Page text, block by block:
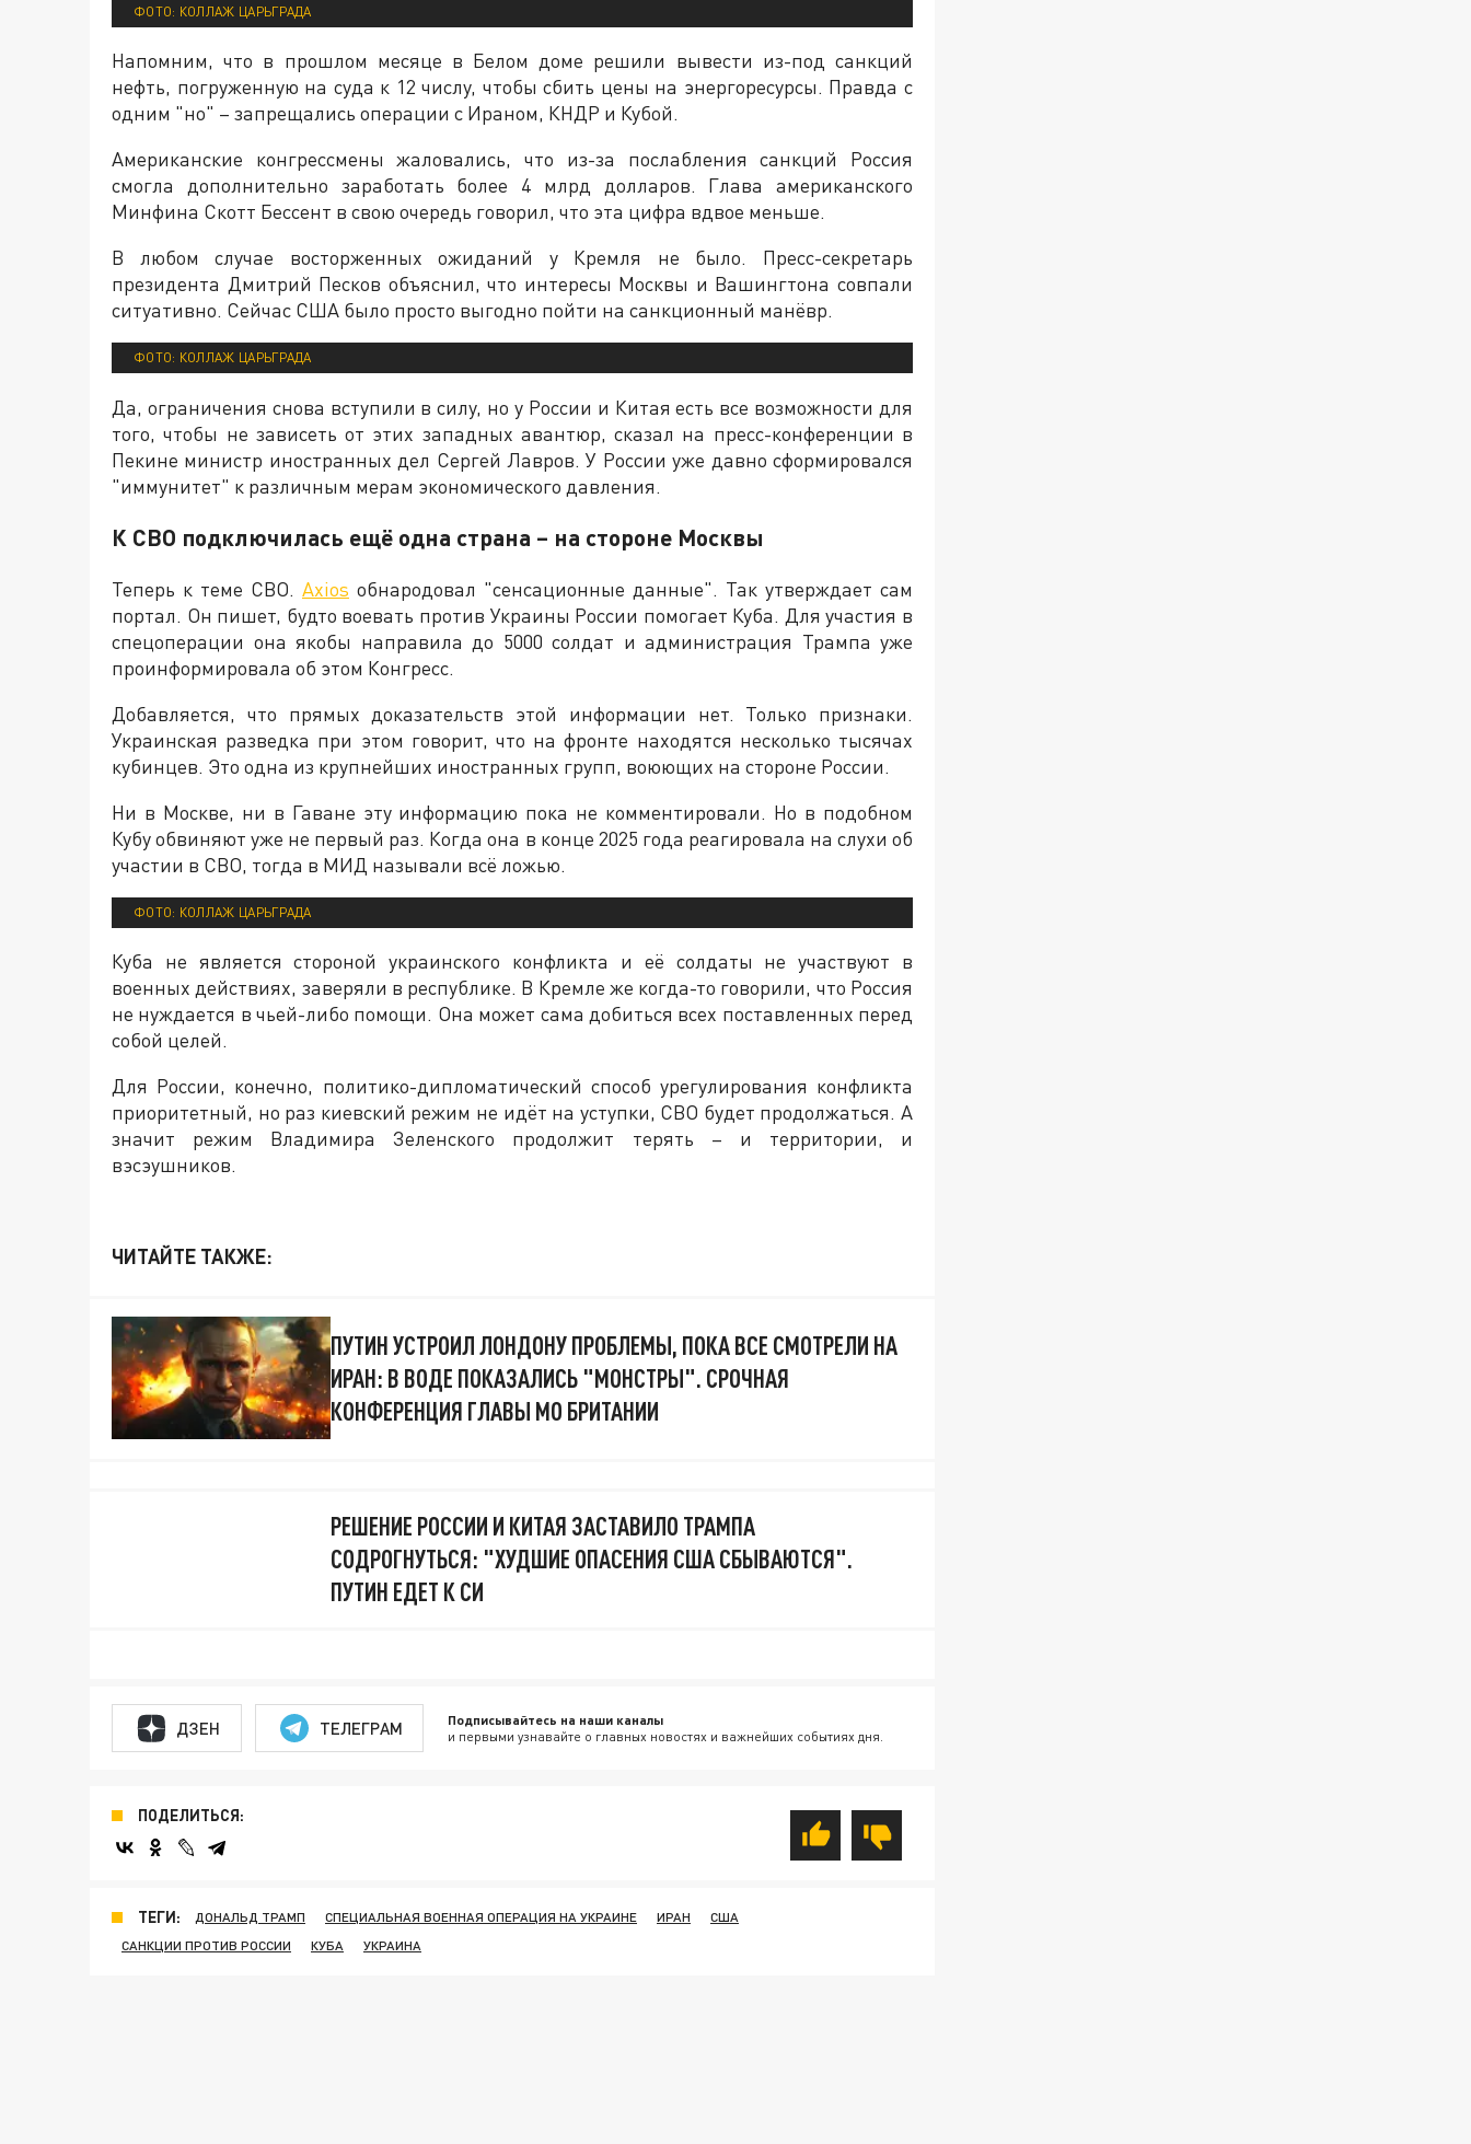
ФОТО: КОЛЛАЖ ЦАРЬГРАДА
Напомним, что в прошлом месяце в Белом доме решили вывести из-под санкций
нефть, погруженную на суда к 12 числу, чтобы сбить цены на энергоресурсы. Правда с
одним "но" – запрещались операции с Ираном, КНДР и Кубой.
Американские конгрессмены жаловались, что из-за послабления санкций Россия
смогла дополнительно заработать более 4 млрд долларов. Глава американского
Минфина Скотт Бессент в свою очередь говорил, что эта цифра вдвое меньше.
В любом случае восторженных ожиданий у Кремля не было. Пресс-секретарь
президента Дмитрий Песков объяснил, что интересы Москвы и Вашингтона совпали
ситуативно. Сейчас США было просто выгодно пойти на санкционный манёвр.
ФОТО: КОЛЛАЖ ЦАРЬГРАДА
Да, ограничения снова вступили в силу, но у России и Китая есть все возможности для
того, чтобы не зависеть от этих западных авантюр, сказал на пресс-конференции в
Пекине министр иностранных дел Сергей Лавров. У России уже давно сформировался
"иммунитет" к различным мерам экономического давления.
К СВО подключилась ещё одна страна – на стороне Москвы
Теперь к теме СВО. Axios обнародовал "сенсационные данные". Так утверждает сам
портал. Он пишет, будто воевать против Украины России помогает Куба. Для участия в
спецоперации она якобы направила до 5000 солдат и администрация Трампа уже
проинформировала об этом Конгресс.
Добавляется, что прямых доказательств этой информации нет. Только признаки.
Украинская разведка при этом говорит, что на фронте находятся несколько тысячах
кубинцев. Это одна из крупнейших иностранных групп, воюющих на стороне России.
Ни в Москве, ни в Гаване эту информацию пока не комментировали. Но в подобном
Кубу обвиняют уже не первый раз. Когда она в конце 2025 года реагировала на слухи об
участии в СВО, тогда в МИД называли всё ложью.
ФОТО: КОЛЛАЖ ЦАРЬГРАДА
Куба не является стороной украинского конфликта и её солдаты не участвуют в
военных действиях, заверяли в республике. В Кремле же когда-то говорили, что Россия
не нуждается в чьей-либо помощи. Она может сама добиться всех поставленных перед
собой целей.
Для России, конечно, политико-дипломатический способ урегулирования конфликта
приоритетный, но раз киевский режим не идёт на уступки, СВО будет продолжаться. А
значит режим Владимира Зеленского продолжит терять – и территории, и
вэсэушников.
ЧИТАЙТЕ ТАКЖЕ:
ПУТИН УСТРОИЛ ЛОНДОНУ ПРОБЛЕМЫ, ПОКА ВСЕ СМОТРЕЛИ НА
ИРАН: В ВОДЕ ПОКАЗАЛИСЬ "МОНСТРЫ". СРОЧНАЯ
КОНФЕРЕНЦИЯ ГЛАВЫ МО БРИТАНИИ
РЕШЕНИЕ РОССИИ И КИТАЯ ЗАСТАВИЛО ТРАМПА
СОДРОГНУТЬСЯ: "ХУДШИЕ ОПАСЕНИЯ США СБЫВАЮТСЯ".
ПУТИН ЕДЕТ К СИ
ДЗЕН ТЕЛЕГРАМ Подписывайтесь на наши каналы
и первыми узнавайте о главных новостях и важнейших событиях дня.
ПОДЕЛИТЬСЯ:
ТЕГИ: ДОНАЛЬД ТРАМП СПЕЦИАЛЬНАЯ ВОЕННАЯ ОПЕРАЦИЯ НА УКРАИНЕ ИРАН
США
САНКЦИИ ПРОТИВ РОССИИ
КУБА УКРАИНА